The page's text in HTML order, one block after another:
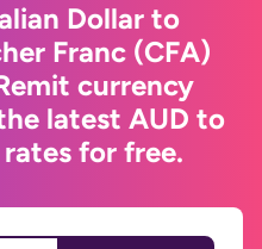
Dollar to
Franc (CFA)
currency
latest AUD to
for free.